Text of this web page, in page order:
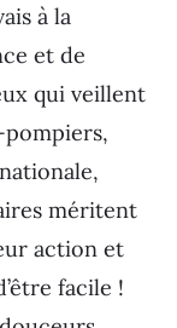
à la
et de
qui veillent
méritent
action et
facile !